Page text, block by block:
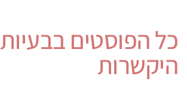
כל הפוסטים בבעיות
היקשרות